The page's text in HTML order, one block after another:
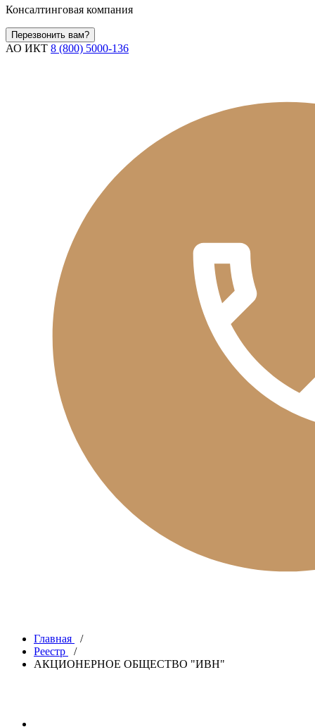
Консалтинговая компания
Перезвонить вам?
АО ИКТ 8 (800) 5000-136
Главная
/
Реестр
/
АКЦИОНЕРНОЕ ОБЩЕСТВО "ИВН"